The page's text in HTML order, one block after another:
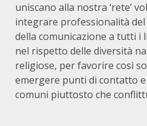
uniscano alla nostra ‘rete’
integrare professionalità
della comunicazione a tutti i
nel rispetto delle diversità
religiose, per favorire così
emergere punti di contatto
comuni piuttosto che